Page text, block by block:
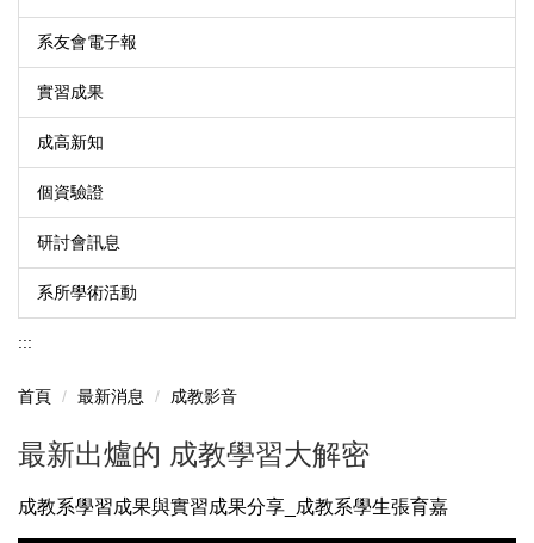
系友會電子報
實習成果
成高新知
個資驗證
研討會訊息
系所學術活動
:::
首頁 最新消息 成教影音
最新出爐的 成教學習大解密
成教系學習成果與實習成果分享_成教系學生張育嘉